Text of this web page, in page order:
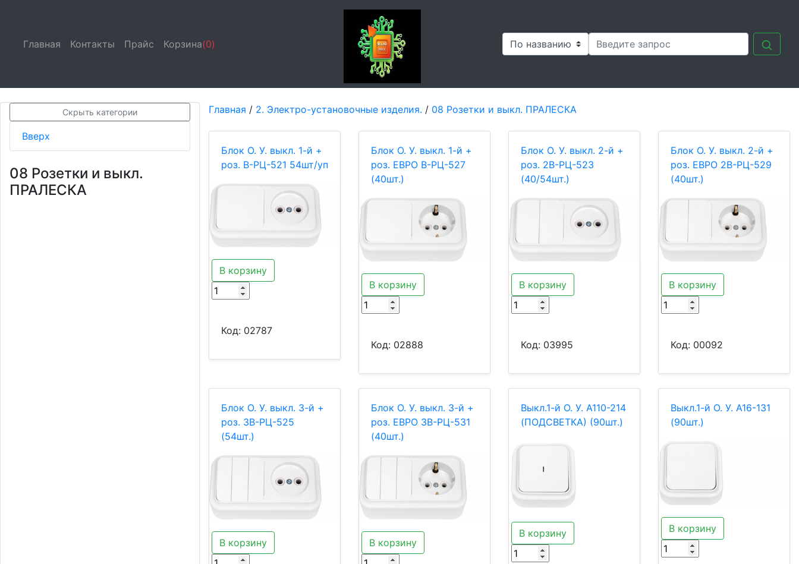
Главная (current)
Контакты (current)
Прайс (current)
Корзина(0)
Скрыть категории
Вверх
08 Розетки и выкл.
ПРАЛЕСКА
Главная / 2. Электро-установочные изделия. / 08 Розетки и выкл. ПРАЛЕСКА
Блок О. У. выкл. 1-й +
роз. В-РЦ-521 54шт/уп
В корзину
Код: 02787
Блок О. У. выкл. 1-й +
роз. ЕВРО В-РЦ-527
(40шт.)
В корзину
Код: 02888
Блок О. У. выкл. 2-й +
роз. 2В-РЦ-523
(40/54шт.)
В корзину
Код: 03995
Блок О. У. выкл. 2-й +
роз. ЕВРО 2В-РЦ-529
(40шт.)
В корзину
Код: 00092
Блок О. У. выкл. 3-й +
роз. 3В-РЦ-525
(54шт.)
В корзину
Блок О. У. выкл. 3-й +
роз. ЕВРО 3В-РЦ-531
(40шт.)
В корзину
Выкл.1-й О. У. А110-214
(ПОДСВЕТКА) (90шт.)
В корзину
Выкл.1-й О. У. А16-131
(90шт.)
В корзину